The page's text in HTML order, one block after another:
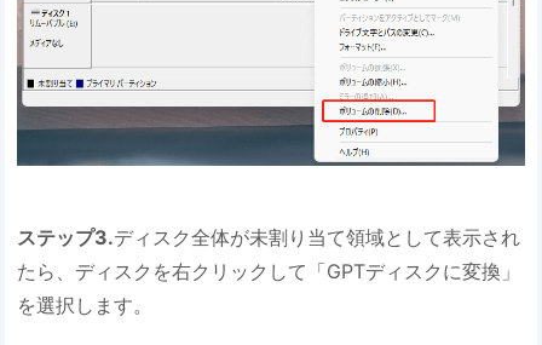
ステップ3.ディスク全体が未割り当て領域として表示され
たら、ディスクを右クリックして「GPTディスクに変換」
を選択します。